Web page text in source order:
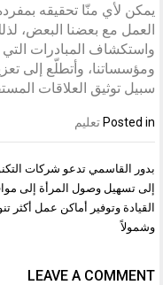
يمكن لأي منّا تحقيقه
العمل مع بعضنا البعض،
واستكشاف المبادرات التي
ومؤسساتنا، وأتطلّع إلى
سبيل توثيق العلاقات
Posted in تعليم
تصفّح
المقالات
بدور القاسمي تدعو شركات
إلى تسهيل وصول المرأة إلى
القيادة وتوفير أماكن عمل أكثر
وشمولاً
LEAVE A COMMENT